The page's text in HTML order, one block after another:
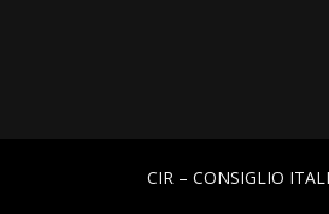
CIR – CONSIGLIO